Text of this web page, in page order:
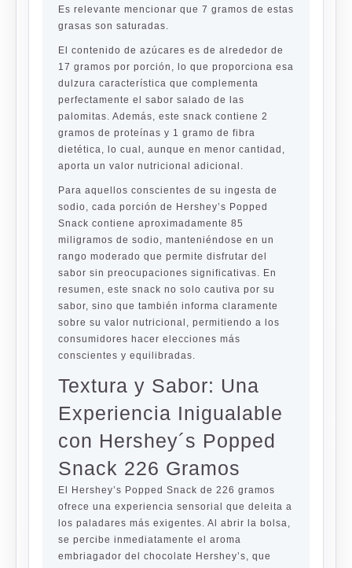
Es relevante mencionar que 7 gramos de estas
grasas son saturadas.
El contenido de azúcares es de alrededor de
17 gramos por porción, lo que proporciona esa
dulzura característica que complementa
perfectamente el sabor salado de las
palomitas. Además, este snack contiene 2
gramos de proteínas y 1 gramo de fibra
dietética, lo cual, aunque en menor cantidad,
aporta un valor nutricional adicional.
Para aquellos conscientes de su ingesta de
sodio, cada porción de Hershey’s Popped
Snack contiene aproximadamente 85
miligramos de sodio, manteniéndose en un
rango moderado que permite disfrutar del
sabor sin preocupaciones significativas. En
resumen, este snack no solo cautiva por su
sabor, sino que también informa claramente
sobre su valor nutricional, permitiendo a los
consumidores hacer elecciones más
conscientes y equilibradas.
Textura y Sabor: Una
Experiencia Inigualable
con Hershey´s Popped
Snack 226 Gramos
El Hershey’s Popped Snack de 226 gramos
ofrece una experiencia sensorial que deleita a
los paladares más exigentes. Al abrir la bolsa,
se percibe inmediatamente el aroma
embriagador del chocolate Hershey’s, que